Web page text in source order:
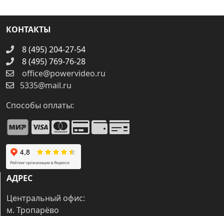
КОНТАКТЫ
8 (495) 204-27-54
8 (495) 769-76-28
office@powervideo.ru
5335@mail.ru
Способы оплаты:
АДРЕС
Центральный офис:
м. Тропарёво